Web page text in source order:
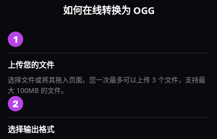
如何在线转换为 OGG
上传您的文件
选择文件或将其拖入页面。您一次最多可以上传 3 个文件，支持最
大 100MB 的文件。
选择输出格式